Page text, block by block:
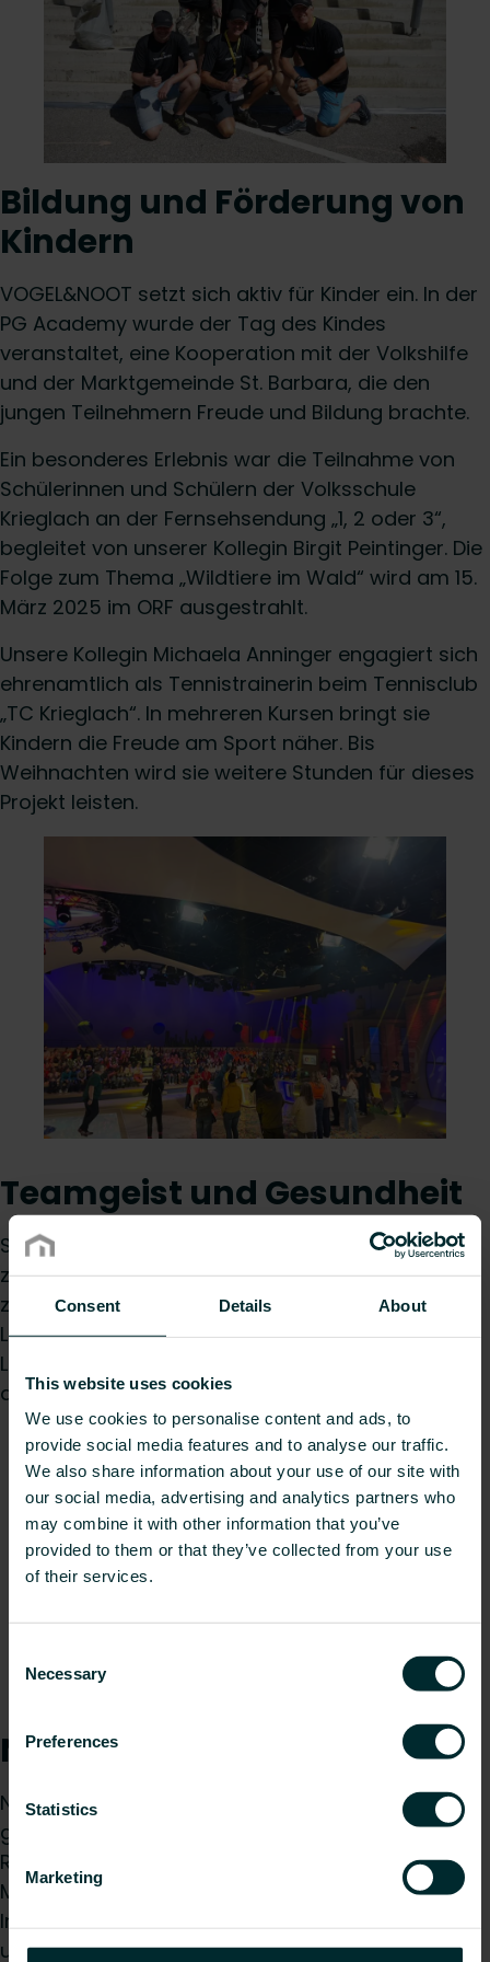
Consent Details About
This website uses cookies
We use cookies to personalise content and ads, to
provide social media features and to analyse our traffic.
We also share information about your use of our site with
our social media, advertising and analytics partners who
may combine it with other information that you’ve
provided to them or that they’ve collected from your use
of their services.
Selection
Necessary
Preferences
Statistics
Marketing
Bildung und Förderung von
Kindern
VOGEL&NOOT setzt sich aktiv für Kinder ein. In der
PG Academy wurde der Tag des Kindes
veranstaltet, eine Kooperation mit der Volkshilfe
und der Marktgemeinde St. Barbara, die den
jungen Teilnehmern Freude und Bildung brachte.
Ein besonderes Erlebnis war die Teilnahme von
Schülerinnen und Schülern der Volksschule
Krieglach an der Fernsehsendung „1, 2 oder 3“,
begleitet von unserer Kollegin Birgit Peintinger. Die
Folge zum Thema „Wildtiere im Wald“ wird am 15.
März 2025 im ORF ausgestrahlt.
Unsere Kollegin Michaela Anninger engagiert sich
ehrenamtlich als Tennistrainerin beim Tennisclub
„TC Krieglach“. In mehreren Kursen bringt sie
Kindern die Freude am Sport näher. Bis
Weihnachten wird sie weitere Stunden für dieses
Projekt leisten.
Teamgeist und Gesundheit
Sportliche Herausforderungen schweißen
zusammen: Beim Businesslauf in Bruck zeigten
zwei VOGEL&NOOT-Teams beeindruckende
Leistungen. Besonders herausragend war Kerstin
Liebmann, die mit einer Bestzeit von 19:33 Minuten
den ersten Platz errang. Bravo!
Nachhaltigkeit und Umwelt
Nachhaltigkeit wird bei VOGEL&NOOT
großgeschrieben. Gemeinsam mit der
Regionalenergie Steiermark und der
Marktgemeinde St. Barbara wurde eine
Informationsveranstaltung zu Energiesystemen
und Förderungen für die Bevölkerung organisiert.